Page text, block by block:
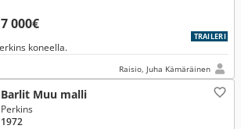
7 000€
TRAILERI
koneella.
Raisio, Juha Kämäräinen
Barlit Muu malli
Perkins
1972